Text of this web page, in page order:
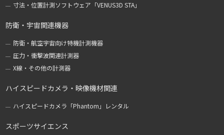
寸法・位置計測ソフトウェア「VENUS3D STA」
防衛・宇宙関連機器
防衛・航空宇宙向け特機計測機器
圧力・衝撃波関連計測器
X線・その他の計測器
ハイスピードカメラ・映像機材関連
ハイスピードカメラ「Phantom」レンタル
スポーツサイエンス